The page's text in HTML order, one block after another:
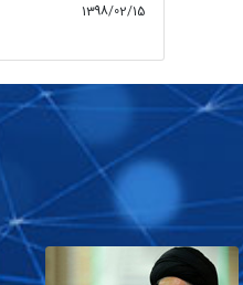
1398/02/15